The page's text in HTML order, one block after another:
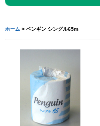
ホーム > ペンギン シングル65m